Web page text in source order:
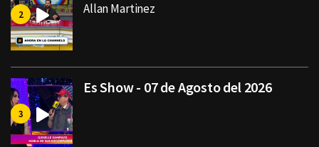
Allan Martinez
Es Show - 07 de Agosto del 2026